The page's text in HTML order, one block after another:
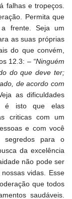
falhas e tropeços.
Permita que
frente. Seja um
as suas próprias
do que convém,
12.3: – “Ninguém
do que deve ter;
de acordo com
as dificuldades
é isto que elas
criticas com um
e com você
segredos para o
da excelência
não pode ser
vidas. Esse
que todos
saudáveis.